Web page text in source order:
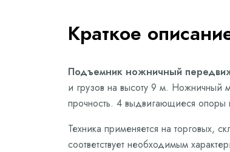
Краткое
Подъемник ножничный
и грузов на высоту 9 м. Ножничный
прочность. 4 выдвигающиеся опоры
Техника применяется на торговых,
соответствует необходимым